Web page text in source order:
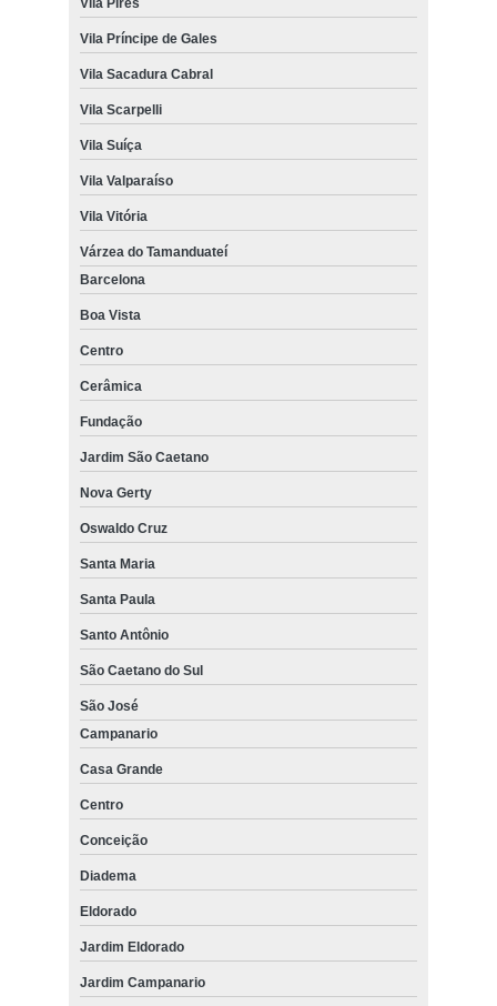
Vila Pires
Vila Príncipe de Gales
Vila Sacadura Cabral
Vila Scarpelli
Vila Suíça
Vila Valparaíso
Vila Vitória
Várzea do Tamanduateí
Barcelona
Boa Vista
Centro
Cerâmica
Fundação
Jardim São Caetano
Nova Gerty
Oswaldo Cruz
Santa Maria
Santa Paula
Santo Antônio
São Caetano do Sul
São José
Campanario
Casa Grande
Centro
Conceição
Diadema
Eldorado
Jardim Eldorado
Jardim Campanario